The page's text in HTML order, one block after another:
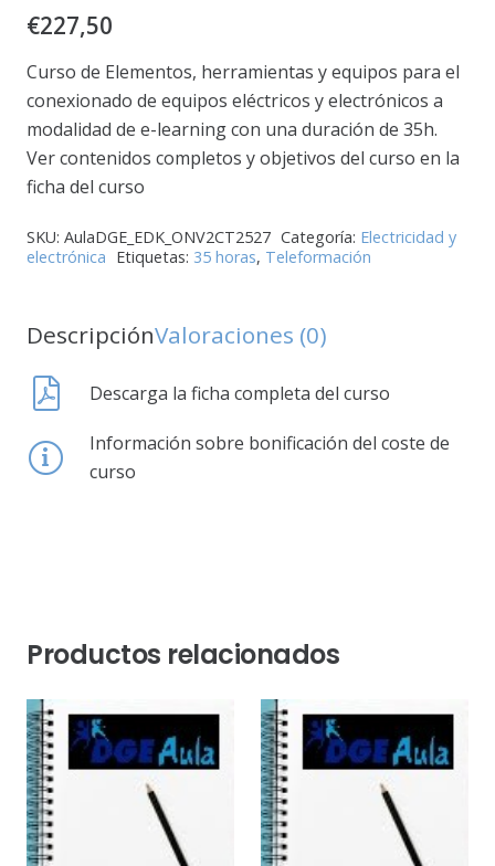
€227,50
Curso de Elementos, herramientas y equipos para el
conexionado de equipos eléctricos y electrónicos a
modalidad de e-learning con una duración de 35h.
Ver contenidos completos y objetivos del curso en la
ficha del curso
SKU: AulaDGE_EDK_ONV2CT2527 Categoría: Electricidad y
electrónica Etiquetas: 35 horas, Teleformación
DescripciónValoraciones (0)
Descarga la ficha completa del curso
Información sobre bonificación del coste de
curso
Productos relacionados